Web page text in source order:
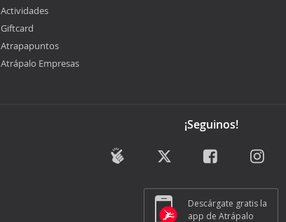
Actividades
Giftcard
Atrapapuntos
Atrápalo Empresas
¡Seguinos!
Descárgate gratis la
app de Atrápalo